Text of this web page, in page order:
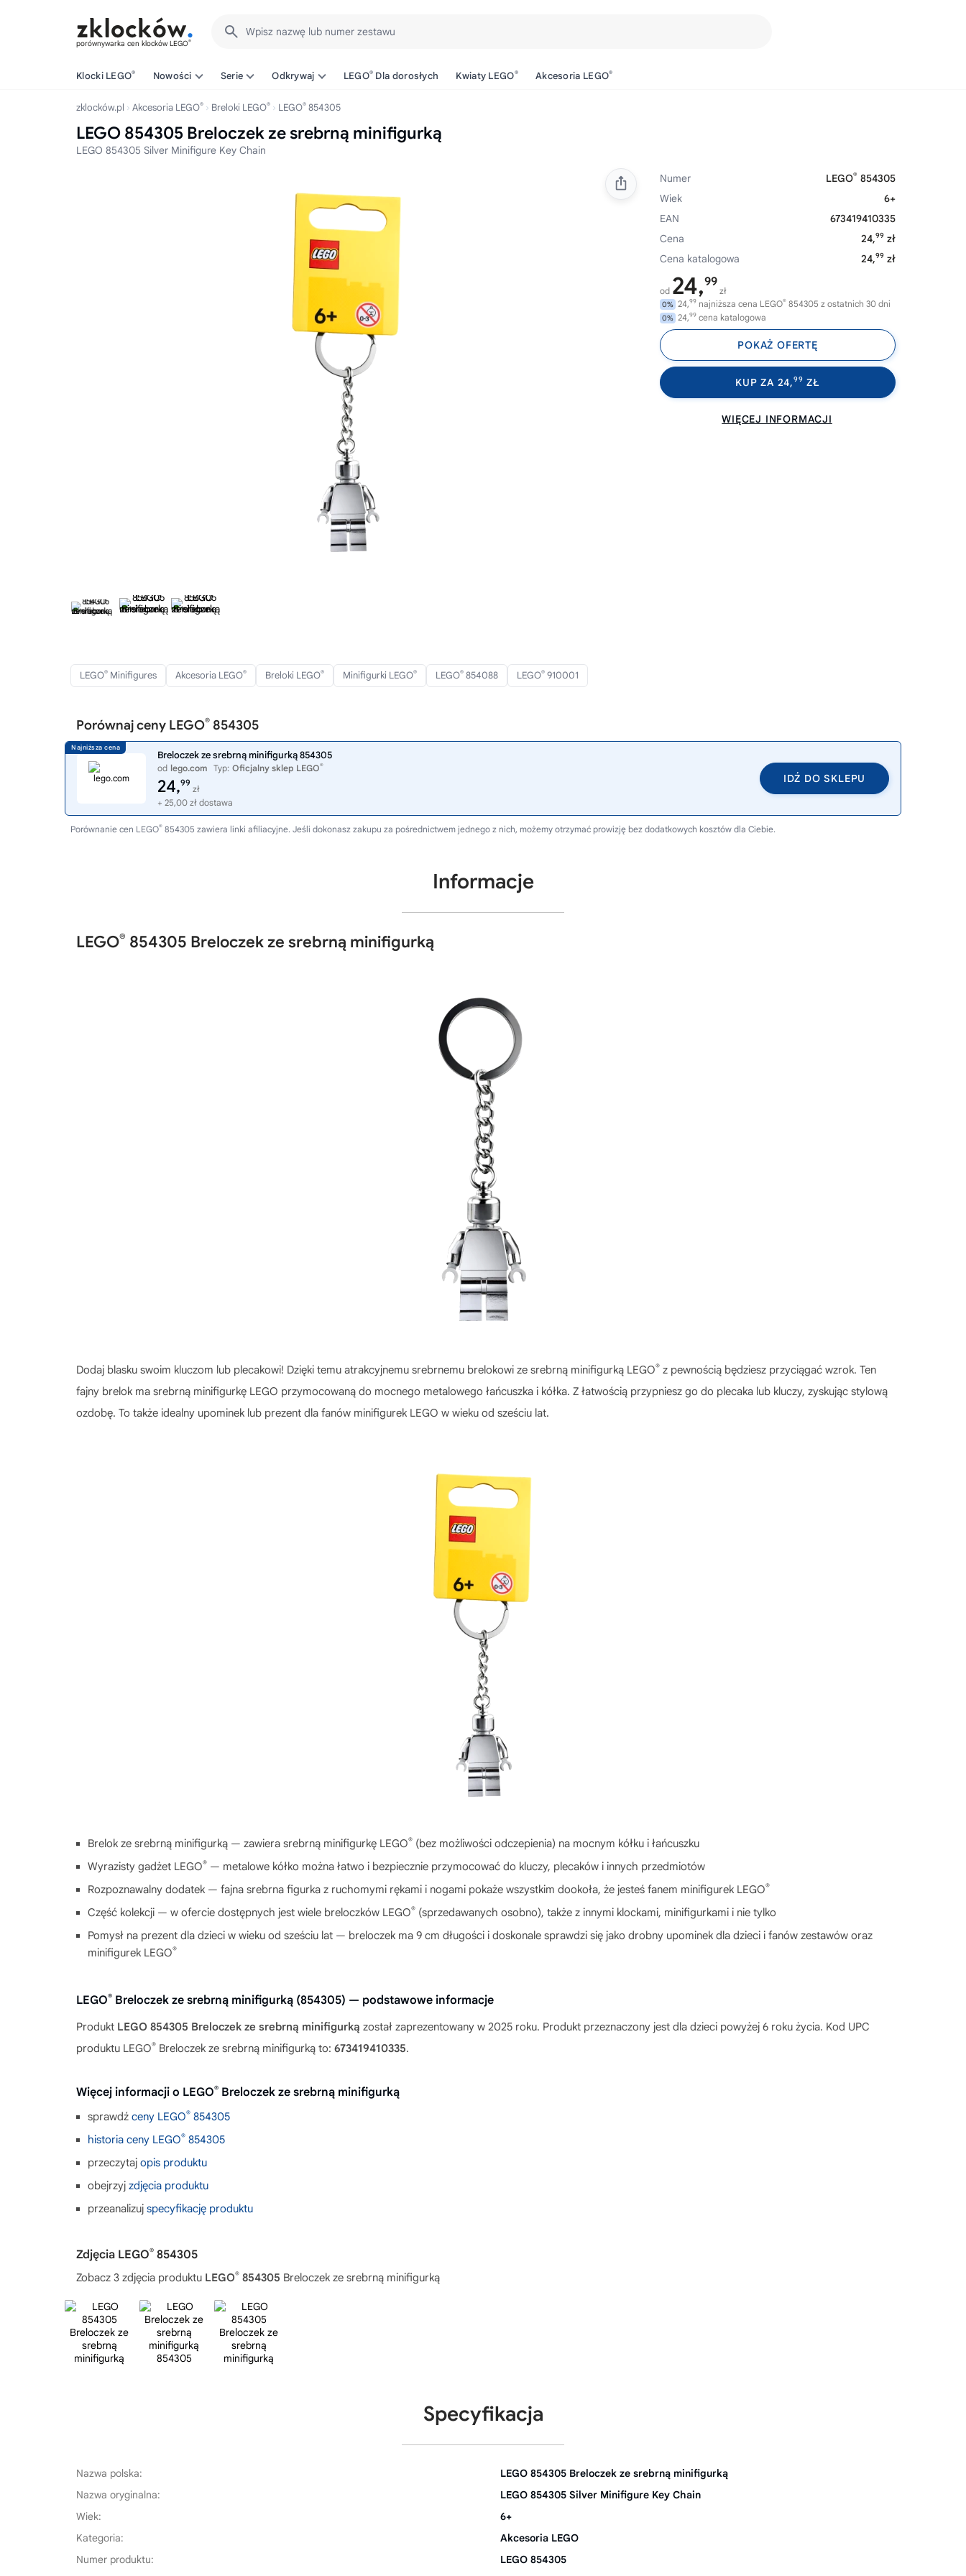
porównywarka cen klocków LEGO®
Wpisz nazwę lub numer zestawu
Klocki LEGO® Nowości Serie Odkrywaj LEGO® Dla dorosłych Kwiaty LEGO® Akcesoria LEGO®
zklocków.pl Akcesoria LEGO® Breloki LEGO® LEGO® 854305
LEGO 854305 Breloczek ze srebrną minifigurką
LEGO 854305 Silver Minifigure Key Chain
Numer LEGO® 854305
Wiek
6+
EAN
673419410335
Cena
24,99 zł
Cena katalogowa
24,99 zł
od 24,99
zł
0% 24,99 najniższa cena LEGO® 854305 z ostatnich 30 dni
0% 24,99 cena katalogowa
POKAŻ OFERTĘ
KUP ZA 24,99 ZŁ
WIĘCEJ INFORMACJI
LEGO® Minifigures Akcesoria LEGO® Breloki LEGO® Minifigurki LEGO® LEGO® 854088 LEGO® 910001
Porównaj ceny LEGO® 854305
Breloczek ze srebrną minifigurką 854305
od lego.com Typ: Oficjalny sklep LEGO®
24,99
zł
+ 25,00 zł dostawa
IDŹ DO SKLEPU
Porównanie cen LEGO® 854305 zawiera linki afiliacyjne. Jeśli dokonasz zakupu za pośrednictwem jednego z nich, możemy otrzymać prowizję bez dodatkowych kosztów dla Ciebie.
Informacje
LEGO® 854305 Breloczek ze srebrną minifigurką
Dodaj blasku swoim kluczom lub plecakowi! Dzięki temu atrakcyjnemu srebrnemu brelokowi ze srebrną minifigurką LEGO® z pewnością będziesz przyciągać wzrok. Ten
fajny brelok ma srebrną minifigurkę LEGO przymocowaną do mocnego metalowego łańcuszka i kółka. Z łatwością przypniesz go do plecaka lub kluczy, zyskując stylową
ozdobę. To także idealny upominek lub prezent dla fanów minifigurek LEGO w wieku od sześciu lat.
Brelok ze srebrną minifigurką — zawiera srebrną minifigurkę LEGO® (bez możliwości odczepienia) na mocnym kółku i łańcuszku
Wyrazisty gadżet LEGO® — metalowe kółko można łatwo i bezpiecznie przymocować do kluczy, plecaków i innych przedmiotów
Rozpoznawalny dodatek — fajna srebrna figurka z ruchomymi rękami i nogami pokaże wszystkim dookoła, że jesteś fanem minifigurek LEGO®
Część kolekcji — w ofercie dostępnych jest wiele breloczków LEGO® (sprzedawanych osobno), także z innymi klockami, minifigurkami i nie tylko
Pomysł na prezent dla dzieci w wieku od sześciu lat — breloczek ma 9 cm długości i doskonale sprawdzi się jako drobny upominek dla dzieci i fanów zestawów oraz
minifigurek LEGO®
LEGO® Breloczek ze srebrną minifigurką (854305) — podstawowe informacje
Produkt LEGO 854305 Breloczek ze srebrną minifigurką został zaprezentowany w 2025 roku. Produkt przeznaczony jest dla dzieci powyżej 6 roku życia. Kod UPC
produktu LEGO® Breloczek ze srebrną minifigurką to: 673419410335.
Więcej informacji o LEGO® Breloczek ze srebrną minifigurką
sprawdź ceny LEGO® 854305
historia ceny LEGO® 854305
przeczytaj opis produktu
obejrzyj zdjęcia produktu
przeanalizuj specyfikację produktu
Zdjęcia LEGO® 854305
Zobacz 3 zdjęcia produktu LEGO® 854305 Breloczek ze srebrną minifigurką
Specyfikacja
Nazwa polska:
LEGO 854305 Breloczek ze srebrną minifigurką
Nazwa oryginalna:
LEGO 854305 Silver Minifigure Key Chain
Wiek:
6+
Kategoria:
Akcesoria LEGO
Numer produktu:
LEGO 854305